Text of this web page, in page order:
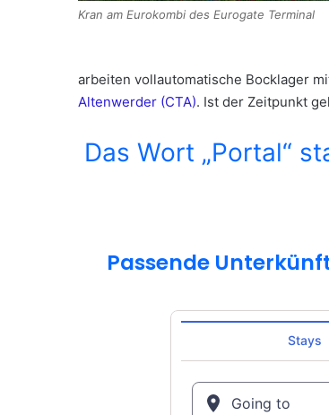
Kran am Eurokombi des Eurogate Terminal
arbeiten vollautomatische Bocklager
Altenwerder (CTA). Ist der Zeitpunkt
Das Wort „Portal“
Passende